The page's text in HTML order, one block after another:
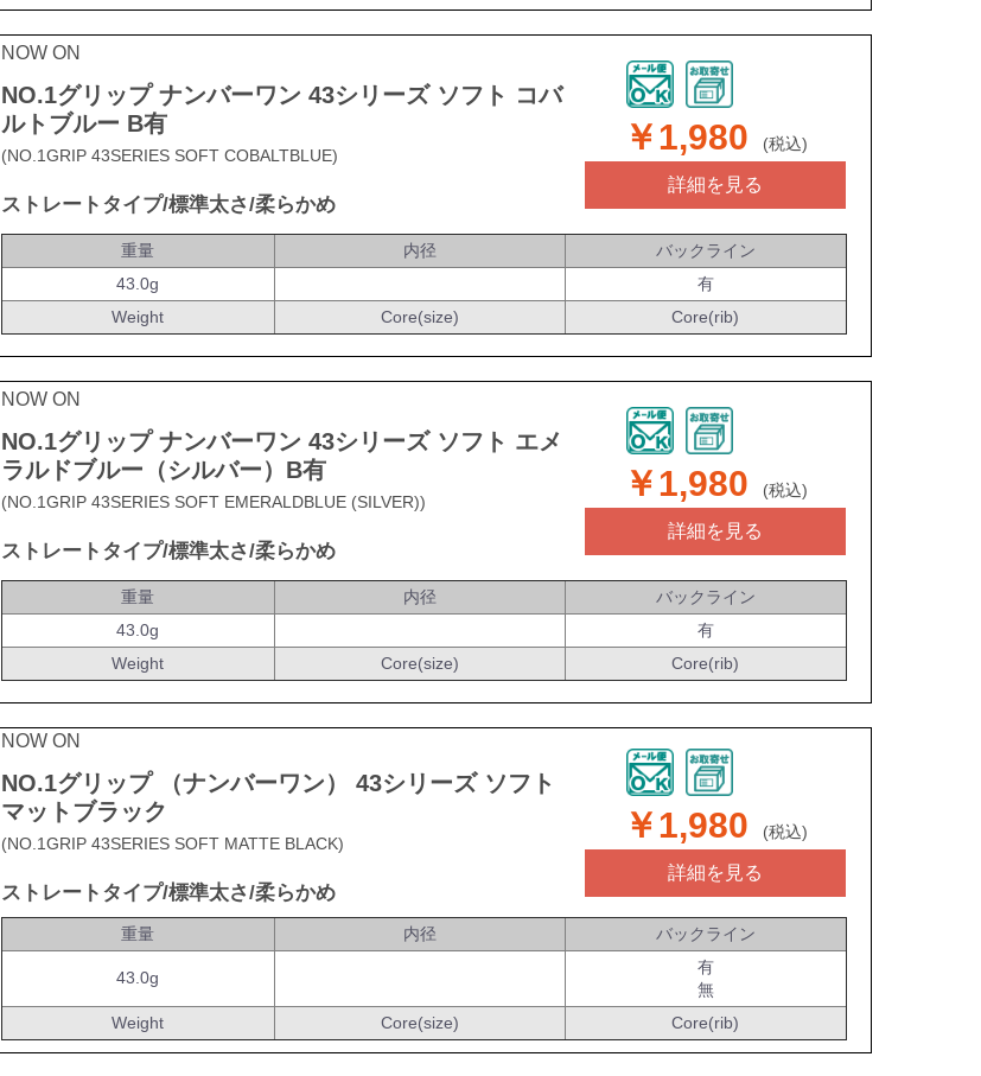
NOW ON
NO.1グリップ ナンバーワン 43シリーズ ソフト コバ
ルトブルー B有
(NO.1GRIP 43SERIES SOFT COBALTBLUE)
ストレートタイプ/標準太さ/柔らかめ
￥1,980 (税込)
詳細を見る
重量 内径
バックライン
43.0g
有
Weight
Core(size) Core(rib)
NOW ON
NO.1グリップ ナンバーワン 43シリーズ ソフト エメ
ラルドブルー（シルバー）B有
(NO.1GRIP 43SERIES SOFT EMERALDBLUE (SILVER))
ストレートタイプ/標準太さ/柔らかめ
￥1,980 (税込)
詳細を見る
重量 内径
バックライン
43.0g
有
Weight
Core(size) Core(rib)
NOW ON
NO.1グリップ （ナンバーワン） 43シリーズ ソフト
マットブラック
(NO.1GRIP 43SERIES SOFT MATTE BLACK)
ストレートタイプ/標準太さ/柔らかめ
￥1,980 (税込)
詳細を見る
重量 内径 バックライン
43.0g
有
無
Weight
Core(size) Core(rib)